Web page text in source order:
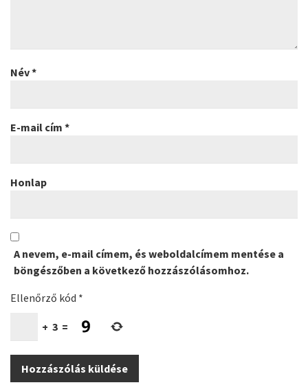
Név*
E-mail cím *
Honlap
A nevem, e-mail címem, és weboldalcímem mentése a
böngészőben a következő hozzászólásomhoz.
Ellenőrző kód *
+ 3 =